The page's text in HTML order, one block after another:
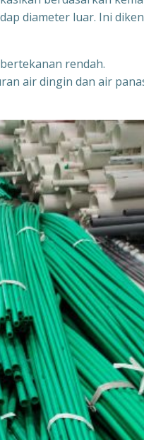
diameter luar. Ini
rendah.
air dingin dan air